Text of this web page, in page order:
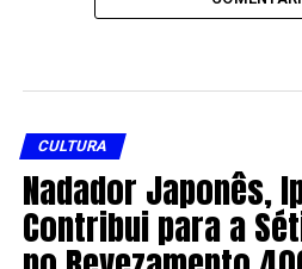
CULTURA
Nadador Japonês,
Contribui para a